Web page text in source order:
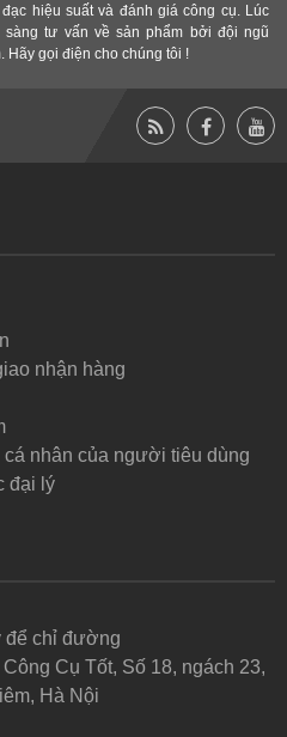
hiệu suất và đánh giá công cụ. Lúc
sàng tư vấn về sản phẩm bởi đội ngũ
Hãy gọi điện cho chúng tôi !
nhận hàng
nhân của người tiêu dùng
đại lý
để chỉ đường
Cụ Tốt, Số 18, ngách 23,
Hà Nội